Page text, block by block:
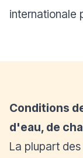
internationale
Conditions
d'eau, de
La plupart